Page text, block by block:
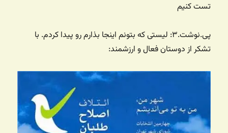
تست کنیم
پی.نوشت.۳: لیستی که بتونم اینجا بذارم رو پیدا کردم. با
تشکر از دوستان فعال و ارزشمند: